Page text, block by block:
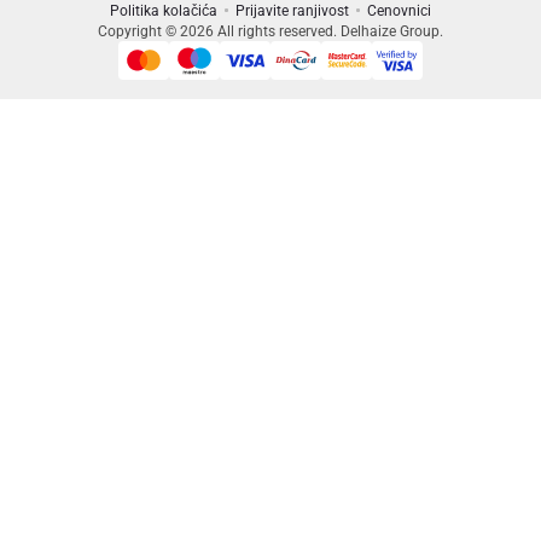
Politika kolačića
Prijavite ranjivost
Cenovnici
Copyright © 2026 All rights reserved. Delhaize Group.